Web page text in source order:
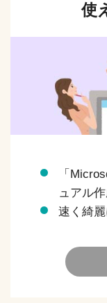
使
「
ュアル
速く綺